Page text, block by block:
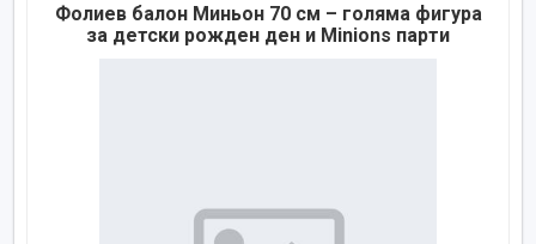
Фолиев балон Миньон 70 см – голяма фигура
за детски рожден ден и Minions парти